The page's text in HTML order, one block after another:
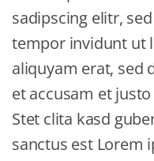
sadipscing elitr,
tempor invidunt ut
aliquyam erat, sed
et accusam et
Stet clita kasd
sanctus est Lorem